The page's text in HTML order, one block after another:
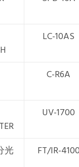
LC-10AS
C-R6A
UV-1700
光
FT/IR-